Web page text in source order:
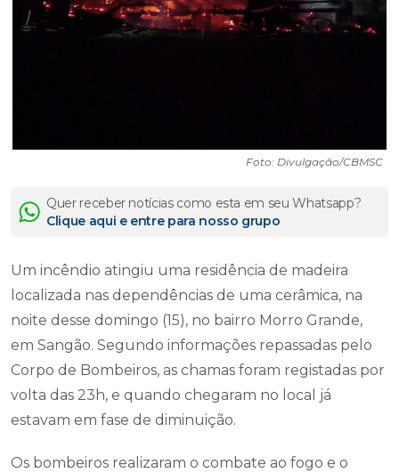
Foto: Divulgação/CBMSC
Quer receber notícias como esta em seu Whatsapp?
Clique aqui e entre para nosso grupo
Um incêndio atingiu uma residência de madeira
localizada nas dependências de uma cerâmica, na
noite desse domingo (15), no bairro Morro Grande,
em Sangão. Segundo informações repassadas pelo
Corpo de Bombeiros, as chamas foram registadas por
volta das 23h, e quando chegaram no local já
estavam em fase de diminuição.
Os bombeiros realizaram o combate ao fogo e o